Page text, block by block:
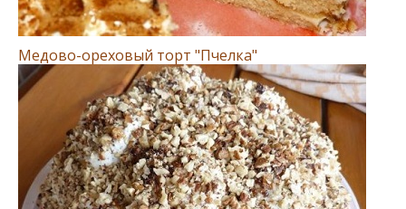
Медово-ореховый торт "Пчелка"